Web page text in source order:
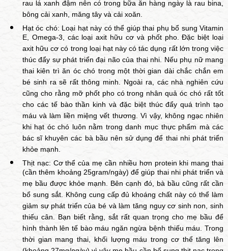
rau lá xanh đậm nên có trong bữa ăn hàng ngày là rau bina,
bông cải xanh, măng tây và cải xoăn.
Hạt óc chó: Loại hạt này có thể giúp thai phụ bổ sung Vitamin
E, Omega-3, các loại axit hữu cơ và phốt pho. Đặc biệt loại
axit hữu cơ có trong loại hạt này có tác dụng rất lớn trong việc
thúc đẩy sự phát triển đại não của thai nhi. Nếu phụ nữ mang
thai kiên trì ăn óc chó trong một thời gian dài chắc chắn em
bé sinh ra sẽ rất thông minh. Ngoài ra, các nhà nghiên cứu
cũng cho rằng mỡ phốt pho có trong nhân quả óc chó rất tốt
cho các tế bào thần kinh và đặc biệt thúc đẩy quá trình tạo
máu và làm liền miệng vết thương. Vì vậy, không ngạc nhiên
khi hạt óc chó luôn nằm trong danh mục thực phẩm mà các
bác sĩ khuyên các bà bầu nên sử dụng để thai nhi phát triển
khỏe mạnh.
Thịt nạc: Cơ thể của mẹ cần nhiều hơn protein khi mang thai
(cần thêm khoảng 25gram/ngày) để giúp thai nhi phát triển và
mẹ bầu được khỏe mạnh. Bên cạnh đó, bà bầu cũng rất cần
bổ sung sắt. Không cung cấp đủ khoáng chất này có thể làm
giảm sự phát triển của bé và làm tăng nguy cơ sinh non, sinh
thiếu cân. Bạn biết rằng, sắt rất quan trọng cho mẹ bầu để
hình thành lên tế bào máu ngăn ngừa bệnh thiếu máu. Trong
thời gian mang thai, khối lượng máu trong cơ thể tăng lên